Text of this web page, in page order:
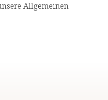
Allgemeinen